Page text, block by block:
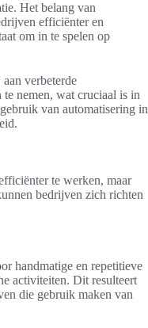
Het belang van
efficiënter en
om in te spelen op
verbeterde
nemen, wat cruciaal is in
van automatisering in
te werken, maar
bedrijven zich richten
handmatige en repetitieve
activiteiten. Dit resulteert
die gebruik maken van